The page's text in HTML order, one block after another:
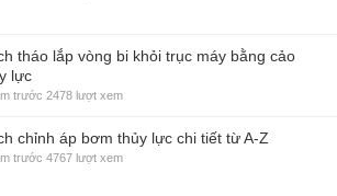
tháo lắp vòng bi khỏi trục máy bằng cảo
lực
trước 2478 lượt xem
chỉnh áp bơm thủy lực chi tiết từ A-Z
trước 4767 lượt xem